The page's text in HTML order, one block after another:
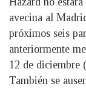
avecina al
próximos seis
anteriormente
12 de diciembre
También se